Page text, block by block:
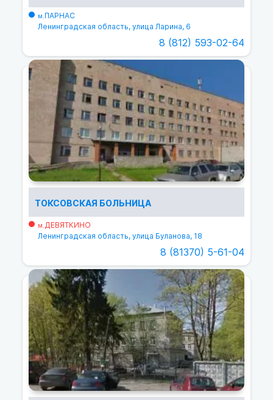
м.ПАРНАС
Ленинградская область, улица Ларина, 6
8 (812) 593-02-64
ТОКСОВСКАЯ БОЛЬНИЦА
м.ДЕВЯТКИНО
Ленинградская область, улица Буланова, 18
8 (81370) 5-61-04